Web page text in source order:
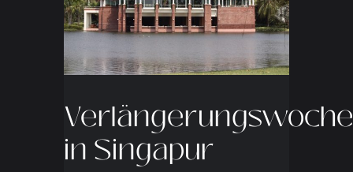
Verlängerungswoche
in Singapur